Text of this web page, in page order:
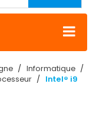
Informatique
Intel® i9